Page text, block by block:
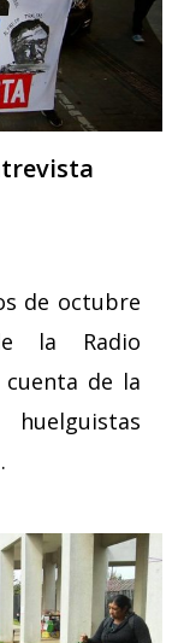
de octubre
la Radio
cuenta de la